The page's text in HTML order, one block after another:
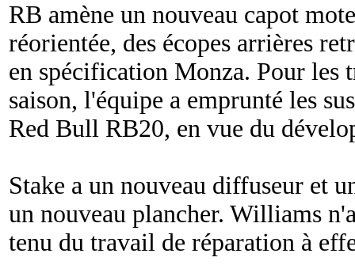
RB amène un nouveau capot
réorientée, des écopes arrières
en spécification Monza. Pour les
saison, l'équipe a emprunté les
Red Bull RB20, en vue du
Stake a un nouveau diffuseur et
un nouveau plancher. Williams
tenu du travail de réparation à